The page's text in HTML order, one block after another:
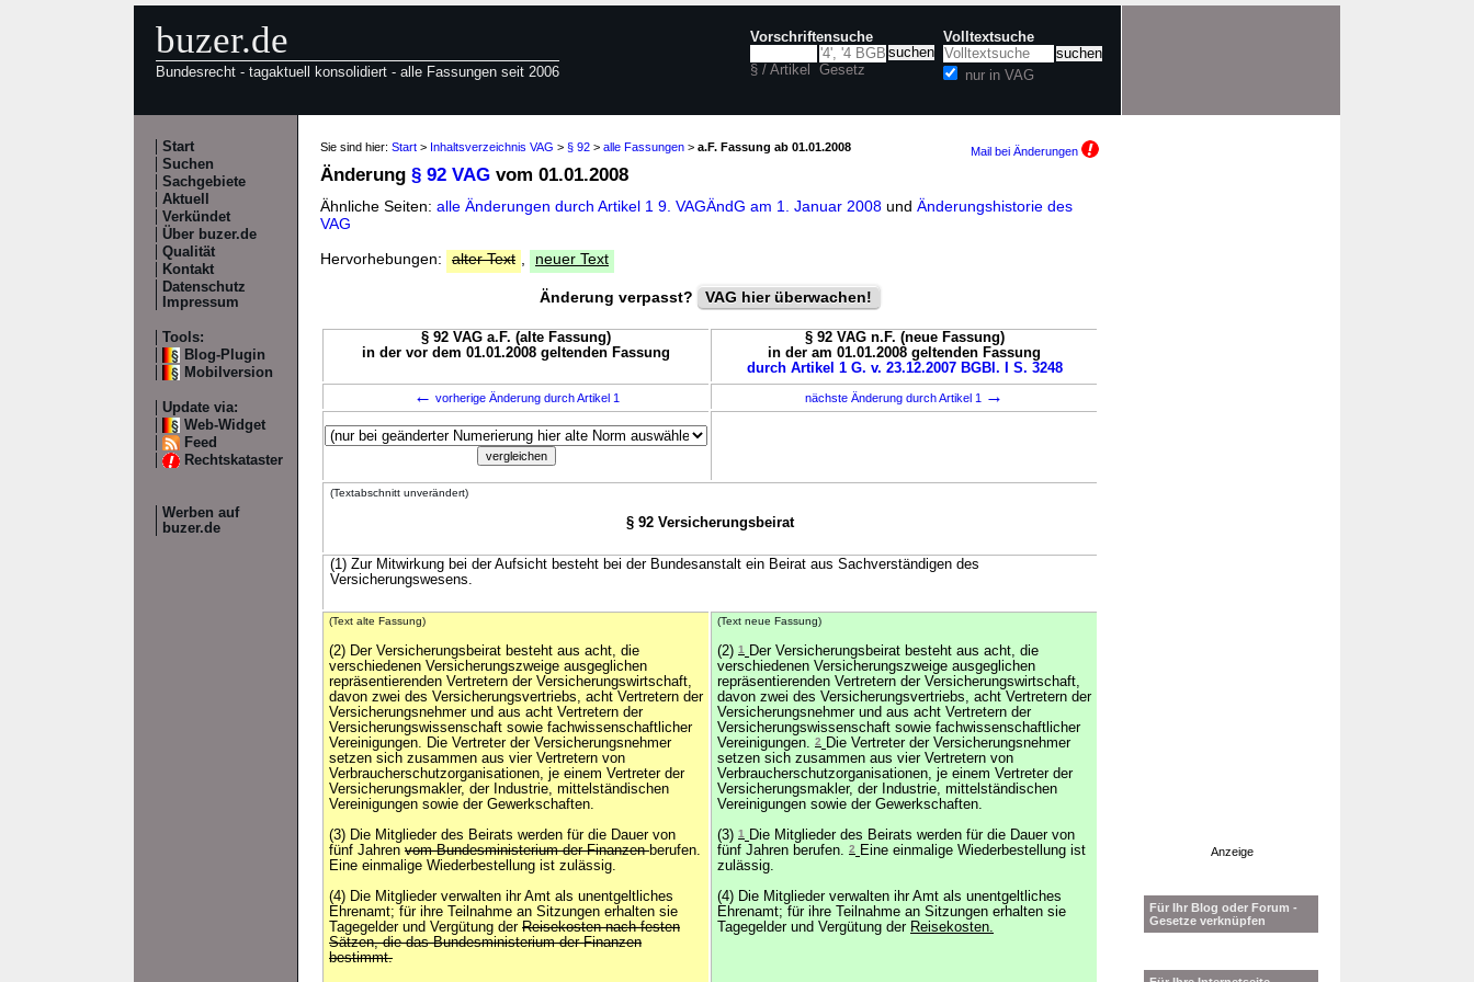
buzer.de
Bundesrecht - tagaktuell konsolidiert - alle Fassungen seit 2006
Vorschriftensuche
§ / Artikel Gesetz
Volltextsuche
nur in VAG
Start
Suchen
Sachgebiete
Aktuell
Verkündet
Über buzer.de
Qualität
Kontakt
Datenschutz
Impressum
Tools:
Blog-Plugin
Mobilversion
Update via:
Web-Widget
Feed
Rechtskataster
Werben auf
buzer.de
Sie sind hier: Start > Inhaltsverzeichnis VAG > § 92 > alle Fassungen > a.F. Fassung ab 01.01.2008 Mail bei Änderungen
Änderung § 92 VAG vom 01.01.2008
Ähnliche Seiten: alle Änderungen durch Artikel 1 9. VAGÄndG am 1. Januar 2008 und Änderungshistorie des
VAG
Hervorhebungen:
alter Text neuer Text
Änderung verpasst? VAG hier überwachen!
§ 92 VAG a.F. (alte Fassung)
in der vor dem 01.01.2008 geltenden Fassung
§ 92 VAG n.F. (neue Fassung)
in der am 01.01.2008 geltenden Fassung
durch Artikel 1 G. v. 23.12.2007 BGBl. I S. 3248
← vorherige Änderung durch Artikel 1 nächste Änderung durch Artikel 1 →
(Textabschnitt unverändert)
§ 92 Versicherungsbeirat
(1) Zur Mitwirkung bei der Aufsicht besteht bei der Bundesanstalt ein Beirat aus Sachverständigen des
Versicherungswesens.
(Text alte Fassung)
(2) Der Versicherungsbeirat besteht aus acht, die
verschiedenen Versicherungszweige ausgeglichen
repräsentierenden Vertretern der Versicherungswirtschaft,
davon zwei des Versicherungsvertriebs, acht Vertretern der
Versicherungsnehmer und aus acht Vertretern der
Versicherungswissenschaft sowie fachwissenschaftlicher
Vereinigungen. Die Vertreter der Versicherungsnehmer
setzen sich zusammen aus vier Vertretern von
Verbraucherschutzorganisationen, je einem Vertreter der
Versicherungsmakler, der Industrie, mittelständischen
Vereinigungen sowie der Gewerkschaften.
(3) Die Mitglieder des Beirats werden für die Dauer von
fünf Jahren vom Bundesministerium der Finanzenberufen.
Eine einmalige Wiederbestellung ist zulässig.
(4) Die Mitglieder verwalten ihr Amt als unentgeltliches
Ehrenamt; für ihre Teilnahme an Sitzungen erhalten sie
Tagegelder und Vergütung der Reisekosten nach festen
Sätzen, die das Bundesministerium der Finanzen
bestimmt.
(Text neue Fassung)
(2) 1
Der Versicherungsbeirat besteht aus acht, die
verschiedenen Versicherungszweige ausgeglichen
repräsentierenden Vertretern der Versicherungswirtschaft,
davon zwei des Versicherungsvertriebs, acht Vertretern der
Versicherungsnehmer und aus acht Vertretern der
Versicherungswissenschaft sowie fachwissenschaftlicher
Vereinigungen. 2
Die Vertreter der Versicherungsnehmer
setzen sich zusammen aus vier Vertretern von
Verbraucherschutzorganisationen, je einem Vertreter der
Versicherungsmakler, der Industrie, mittelständischen
Vereinigungen sowie der Gewerkschaften.
(3) 1
Die Mitglieder des Beirats werden für die Dauer von
fünf Jahren berufen. 2
Eine einmalige Wiederbestellung ist
zulässig.
(4) Die Mitglieder verwalten ihr Amt als unentgeltliches
Ehrenamt; für ihre Teilnahme an Sitzungen erhalten sie
Tagegelder und Vergütung der Reisekosten.
Anzeige
Für Ihr Blog oder Forum -
Gesetze verknüpfen